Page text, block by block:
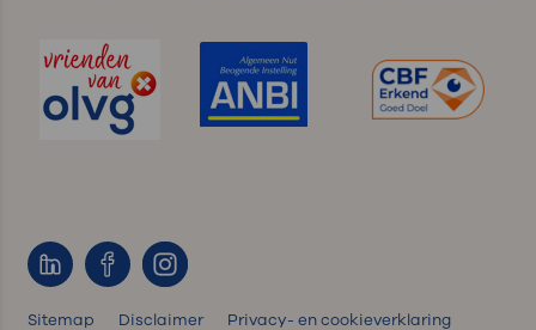
Sitemap Disclaimer Privacy- en cookieverklaring